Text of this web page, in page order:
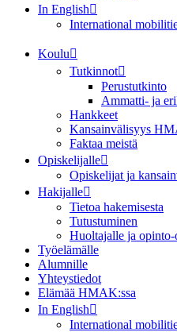
In English
International
Koulu
Tutkinnot
Perustutkinto
Ammatti- ja
Hankkeet
Kansainvälisyys
Faktaa meistä
Opiskelijalle
Opiskelijat ja
Hakijalle
Tietoa hakemisesta
Tutustuminen
Huoltajalle ja opinto-
Työelämälle
Alumnille
Yhteystiedot
Elämää HMAK:ssa
In English
International